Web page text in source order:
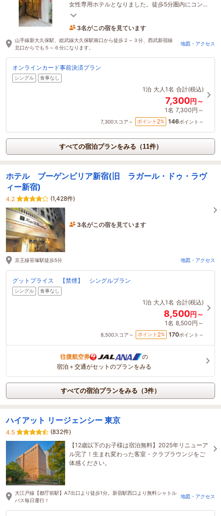
女性専用ホテルとなりました。徒歩5分圏内にコンビ
ニ、飲食店、韓国コスメ店などございます。
3名がこの宿を見ています
たった今予約されました
山手線新大久保駅、総武線大久保駅南口から徒歩２～３分、西武新宿線
北口からでも５～６分になります。
地図・アクセス
オンラインカード事前決済プラン
シングル 食事なし
1泊 大人1名 合計(税込)
7,300円～
1名 7,300円～
7,300スコア～ ポイント 2% 146ポイント～
すべての宿泊プランをみる（11件）
ホテル ブーゲンビリア新宿(旧 ラガール・ドゥ・ラヴ
ィー新宿)
4.2 (1,428件)
3名がこの宿を見ています
京王線笹塚駅徒歩5分 地図・アクセス
グットプライス 【禁煙】 シングルプラン
シングル 食事なし
1泊 大人1名 合計(税込)
8,500円～
1名 8,500円～
8,500スコア～ ポイント 2% 170ポイント～
往復航空券
の
宿泊＋交通がセットのプランをみる
すべての宿泊プランをみる（3件）
ハイアット リージェンシー 東京
4.5
(832件)
【12歳以下のお子様は宿泊無料】2025年リニューア
ル完了！生まれ変わった客室・クラブラウンジをご
体感ください。
大江戸線【都庁前駅】A7出口より徒歩1分。新宿駅西口より無料シャトル
バス毎日運行！
地図・アクセス